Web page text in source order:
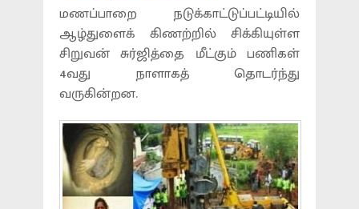
மணப்பாறை நடுக்காட்டுப்பட்டியில்
ஆழ்துளைக் கிணற்றில் சிக்கியுள்ள
சிறுவன் சுர்ஜித்தை மீட்கும் பணிகள்
4வது நாளாகத் தொடர்ந்து
வருகின்றன.